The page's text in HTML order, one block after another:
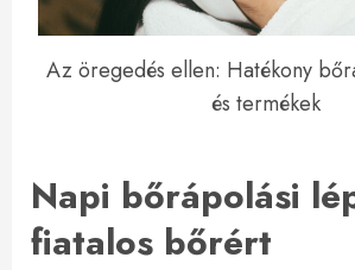
Az öregedés ellen: Hatékony
és termékek
Napi bőrápolási
fiatalos bőrért